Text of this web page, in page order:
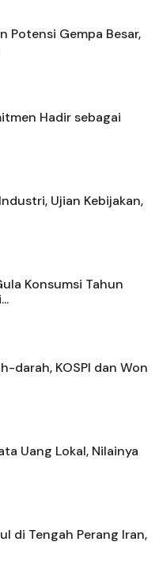
Potensi Gempa Besar,
Hadir sebagai
Ujian Kebijakan,
Konsumsi Tahun
darah, KOSPI dan Won
Uang Lokal, Nilainya
di Tengah Perang Iran,